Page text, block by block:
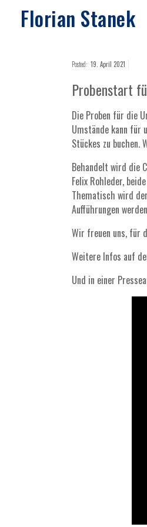
Florian Stanek
Posted: 19. April 2021
Probenstart
Die Proben für die
Umstände kann für
Stückes zu buchen.
Behandelt wird die
Felix Rohleder,
Thematisch wird
Aufführungen
Wir freuen uns, für
Weitere Infos auf
Und in einer